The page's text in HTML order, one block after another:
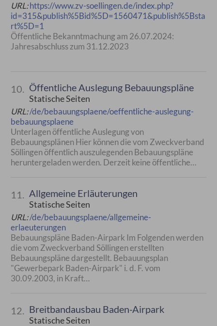
URL:https://www.zv-soellingen.de/index.php?
id=315&publish%5Bid%5D=1560471&publish%5Bsta
rt%5D=1
Öffentliche Bekanntmachung am 26.07.2024:
Jahresabschluss zum 31.12.2023
10. Öffentliche Auslegung Bebauungspläne
Statische Seiten
URL:/de/bebauungsplaene/oeffentliche-auslegung-
bebauungsplaene
Unterlagen öffentliche Auslegung von
Bebauungsplänen Hier können die vom Zweckverband
Söllingen öffentlich auszulegenden Bebauungspläne
heruntergeladen werden. Derzeit keine öffentliche…
11. Allgemeine Erläuterungen
Statische Seiten
URL:/de/bebauungsplaene/allgemeine-
erlaeuterungen
Bebauungspläne Baden-Airpark Im Folgenden werden
die vom Zweckverband Söllingen erstellten
Bebauungspläne dargestellt. Bebauungsplan
"Gewerbepark Baden-Airpark" i. d. F. vom
30.09.2003, in Kraft…
12. Breitbandausbau Baden-Airpark
Statische Seiten